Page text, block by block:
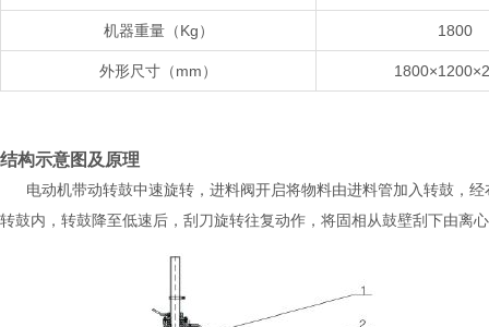
机器重量（Kg） 1800
外形尺寸（mm）
结构示意图及原理
电动机带动转鼓中速旋转，进料阀开启将物料由进料管加入转鼓，经
转鼓内，转鼓降至低速后，刮刀旋转往复动作，将固相从鼓壁刮下由离